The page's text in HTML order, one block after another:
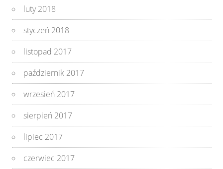
luty 2018
styczeń 2018
listopad 2017
październik 2017
wrzesień 2017
sierpień 2017
lipiec 2017
czerwiec 2017